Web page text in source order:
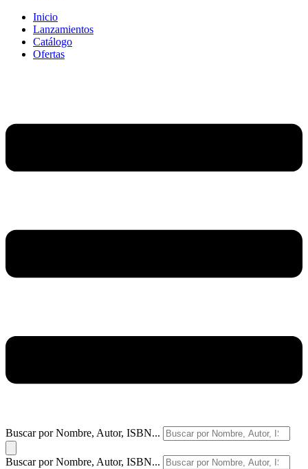
Inicio
Lanzamientos
Catálogo
Ofertas
Buscar por Nombre, Autor, ISBN...
Buscar por Nombre, Autor, ISBN...